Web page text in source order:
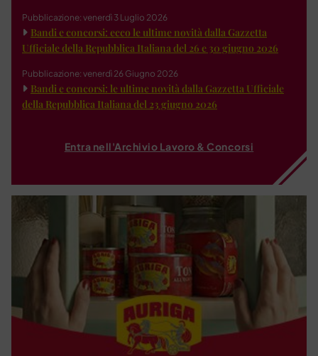
Pubblicazione: venerdì 3 Luglio 2026
Bandi e concorsi: ecco le ultime novità dalla Gazzetta
Ufficiale della Repubblica Italiana del 26 e 30 giugno 2026
Pubblicazione: venerdì 26 Giugno 2026
Bandi e concorsi: le ultime novità dalla Gazzetta Ufficiale
della Repubblica Italiana del 23 giugno 2026
Entra nell'Archivio Lavoro & Concorsi